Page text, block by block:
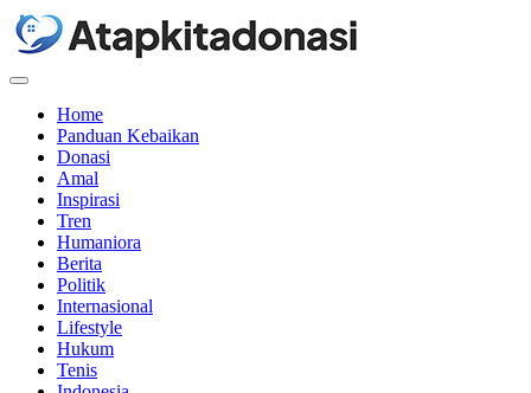
Menu
Home
Panduan Kebaikan
Donasi
Amal
Inspirasi
Tren
Humaniora
Berita
Politik
Internasional
Lifestyle
Hukum
Tenis